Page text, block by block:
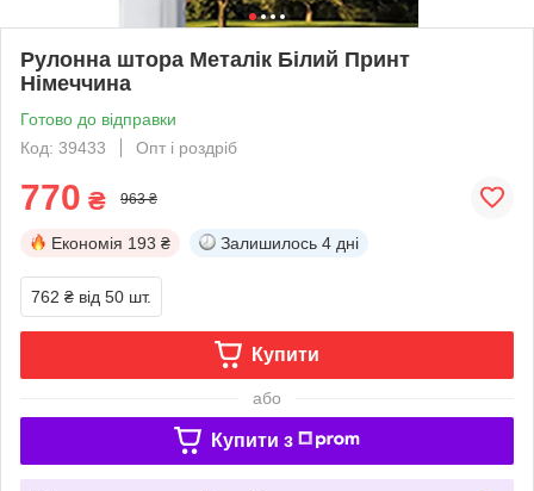
Рулонна штора Металік Білий Принт
Німеччина
Готово до відправки
Код: 39433
Опт і роздріб
770 ₴ 963 ₴
Економія 193 ₴ Залишилось 4 дні
762 ₴ від 50 шт.
Купити
або
Купити з